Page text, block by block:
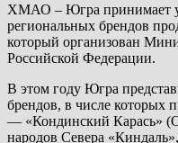
ХМАО – Югра принимает
региональных брендов
который организован
Российской Федерации.
В этом году Югра
брендов, в числе которых
— «Кондинский Карась»
народов Севера